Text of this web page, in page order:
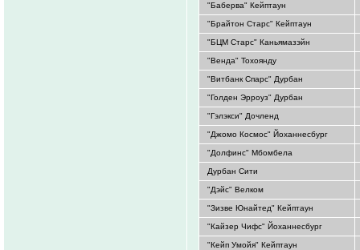
"Баберва" Кейптаун
"Брайтон Старс" Кейптаун
"БЦМ Старс" Каньямазэйн
"Венда" Тохоянду
"Витбанк Спарс" Дурбан
"Голден Эрроуз" Дурбан
"Гэлэкси" Дочленд
"Джомо Космос" Йоханнесбург
"Долфинс" Мбомбела
Дурбан Сити
"Дэйс" Велком
"Зизве Юнайтед" Кейптаун
"Кайзер Чифс" Йоханнесбург
"Кейп Умойя" Кейптаун